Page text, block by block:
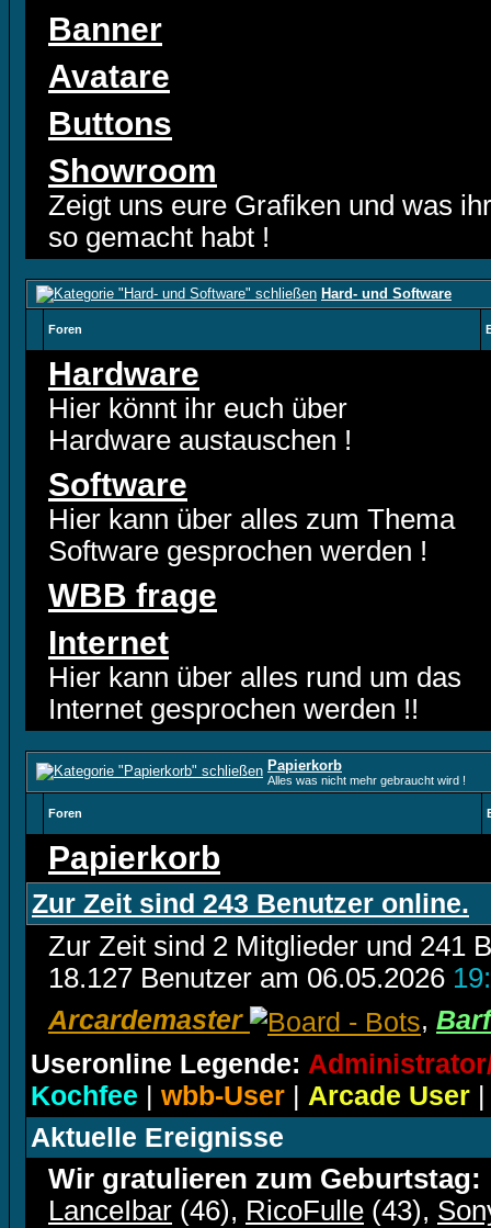
Banner
Avatare
Buttons
Showroom
Zeigt uns eure Grafiken und was ihr
so gemacht habt !
Hard- und Software
Foren
Hardware
Hier könnt ihr euch über
Hardware austauschen !
Software
Hier kann über alles zum Thema
Software gesprochen werden !
WBB frage
Internet
Hier kann über alles rund um das
Internet gesprochen werden !!
Papierkorb
Alles was nicht mehr gebraucht wird !
Foren
Papierkorb
Zur Zeit sind 243 Benutzer online.
Zur Zeit sind 2 Mitglieder und 241
18.127 Benutzer am 06.05.2026
Arcardemaster
,
Useronline Legende:
Kochfee | wbb-User | Arcade User
Aktuelle Ereignisse
Wir gratulieren zum Geburtstag:
LanceIbar (46), RicoFulle (43),